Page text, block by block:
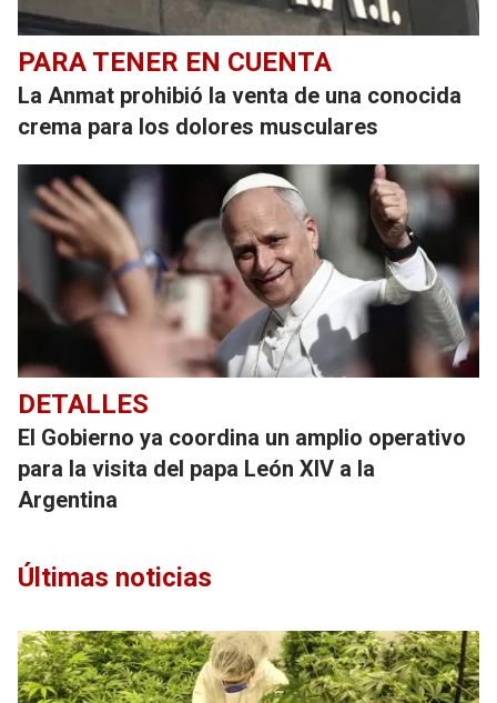
PARA TENER EN CUENTA
La Anmat prohibió la venta de una conocida
crema para los dolores musculares
DETALLES
El Gobierno ya coordina un amplio operativo
para la visita del papa León XIV a la
Argentina
Últimas noticias